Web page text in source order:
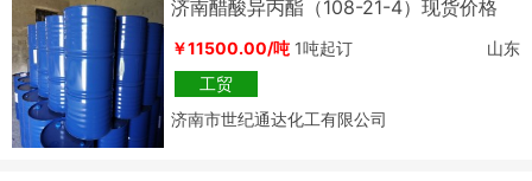
济南醋酸异丙酯（108-21-4）现货价格
￥11500.00/吨 1吨起订
山东
工贸
济南市世纪通达化工有限公司